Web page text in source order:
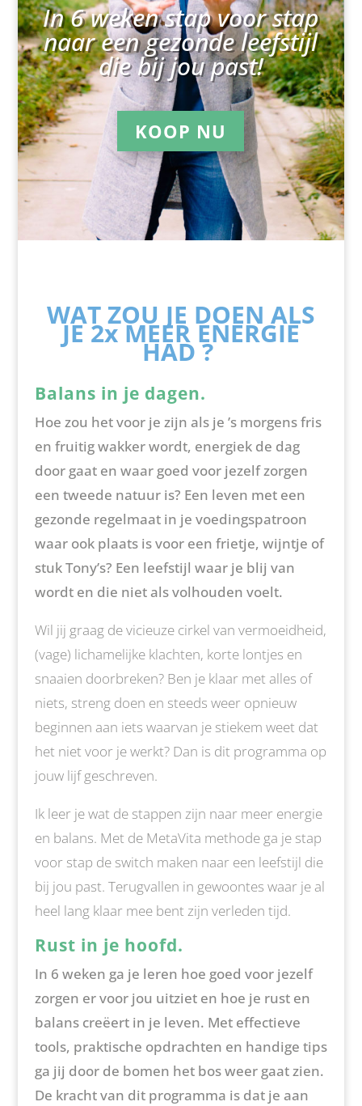
In 6 weken stap voor stap
naar een gezonde leefstijl
die bij jou past!
KOOP NU
WAT ZOU JE DOEN ALS
JE 2x MEER ENERGIE
HAD ?
Balans in je dagen.
Hoe zou het voor je zijn als je ’s morgens fris
en fruitig wakker wordt, energiek de dag
door gaat en waar goed voor jezelf zorgen
een tweede natuur is? Een leven met een
gezonde regelmaat in je voedingspatroon
waar ook plaats is voor een frietje, wijntje of
stuk Tony’s? Een leefstijl waar je blij van
wordt en die niet als volhouden voelt.
Wil jij graag de vicieuze cirkel van vermoeidheid,
(vage) lichamelijke klachten, korte lontjes en
snaaien doorbreken? Ben je klaar met alles of
niets, streng doen en steeds weer opnieuw
beginnen aan iets waarvan je stiekem weet dat
het niet voor je werkt? Dan is dit programma op
jouw lijf geschreven.
Ik leer je wat de stappen zijn naar meer energie
en balans. Met de MetaVita methode ga je stap
voor stap de switch maken naar een leefstijl die
bij jou past. Terugvallen in gewoontes waar je al
heel lang klaar mee bent zijn verleden tijd.
Rust in je hoofd.
In 6 weken ga je leren hoe goed voor jezelf
zorgen er voor jou uitziet en hoe je rust en
balans creëert in je leven. Met effectieve
tools, praktische opdrachten en handige tips
ga jij door de bomen het bos weer gaat zien.
De kracht van dit programma is dat je aan